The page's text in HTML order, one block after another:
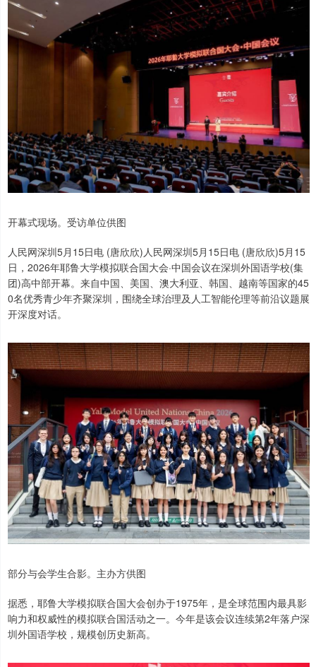
开幕式现场。受访单位供图
人民网深圳5月15日电 (唐欣欣)人民网深圳5月15日电 (唐欣欣)5月15
日，2026年耶鲁大学模拟联合国大会·中国会议在深圳外国语学校(集
团)高中部开幕。来自中国、美国、澳大利亚、韩国、越南等国家的45
0名优秀青少年齐聚深圳，围绕全球治理及人工智能伦理等前沿议题展
开深度对话。
部分与会学生合影。主办方供图
据悉，耶鲁大学模拟联合国大会创办于1975年，是全球范围内最具影
响力和权威性的模拟联合国活动之一。今年是该会议连续第2年落户深
圳外国语学校，规模创历史新高。